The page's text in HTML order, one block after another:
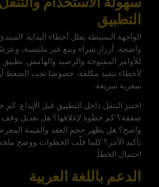
التطبيق
الواجهة البسيطة تقلل أخطاء البداية.
واضحة، أزرار شراء وبيع غير ملتبسة،
للأوامر المفتوحة والرصيد والهامش.
لأخطاء تنفيذ مكلفة، خصوصًا تحت الضغط
سعرية سريعة.
اختبر التنقل داخل التطبيق قبل الإيداع:
صفقة؟ كم خطوة لإغلاقها؟ هل تعديل وقف
واضح؟ هل يظهر حجم العقد والقيمة
تأكيد الأمر؟ كلما قلّت الخطوات ووضح
احتمال الخطأ.
الدعم باللغة العربية